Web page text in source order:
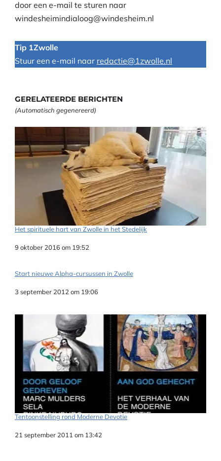
door een e-mail te sturen naar
windesheimindialoog@windesheim.nl
Tip 1Zwolle
Stuur een e-mail naar redactie@1zwolle.nl
GERELATEERDE BERICHTEN
(Automatisch gegenereerd)
Het spirituele hart van Zwolle in het Stedelijk
Datum
9 oktober 2016 om 19:52
Start nieuwe Alpha-cursussen in Zwolle
Datum
3 september 2012 om 19:06
Tentoonstelling rond Moderne Devotie
Datum
21 september 2011 om 13:42